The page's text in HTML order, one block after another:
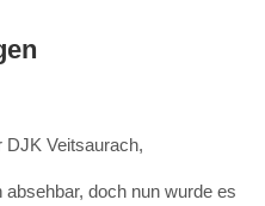
DJK Veitsaurach,
doch nun wurde es